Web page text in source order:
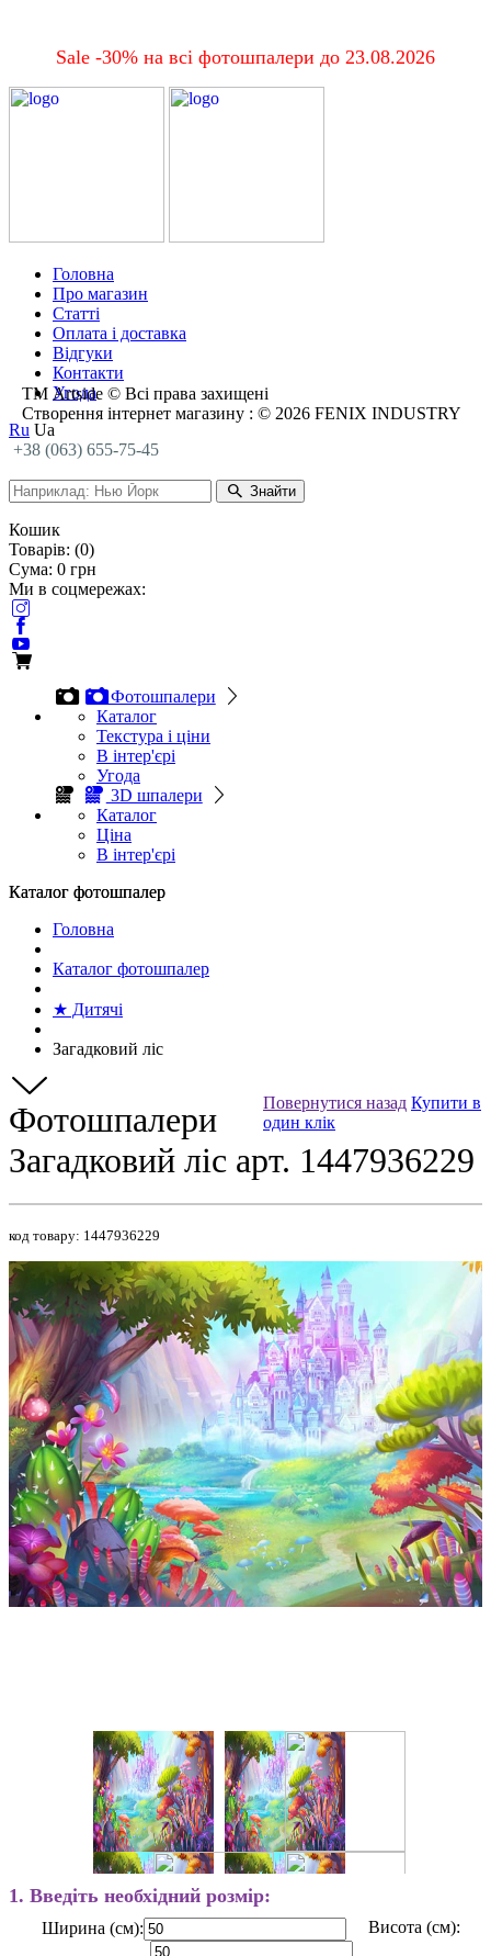
Sale -30% на всі фотошпалери до 23.08.2026
Головна
Про магазин
Статті
Оплата і доставка
Відгуки
Контакти
Угода
Ru Ua
+38 (063) 655-75-45
Знайти
Кошик
Товарів: (0)
Сума: 0 грн
Ми в соцмережах:
Фотошпалери
Каталог
Текстура і ціни
В інтер'єрі
Угода
3D шпалери
Каталог
Ціна
В інтер'єрі
Каталог фотошпалер
Каталог фотошпалер
Головна
Каталог фотошпалер
★ Дитячі
Загадковий ліс
Повернутися назад Купити в
один клік
Фотошпалери
Загадковий ліс арт. 1447936229
код товару: 1447936229
1. Введіть необхідний розмір:
Ширина (см): Висота (см):
ТМ Artside © Всі права захищені
Створення інтернет магазину : © 2026 FENIX INDUSTRY